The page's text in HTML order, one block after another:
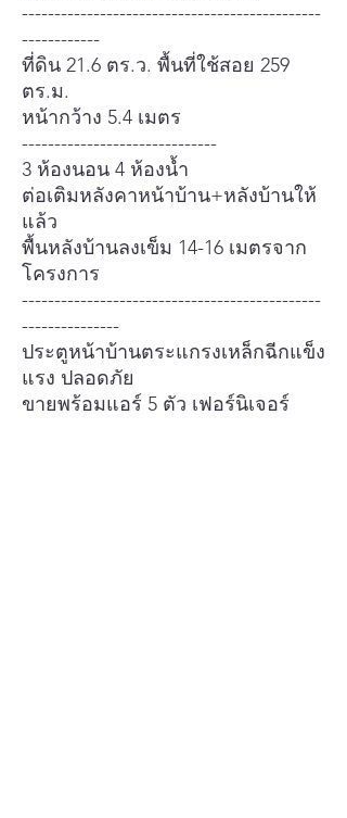
----------------------------------------------
------------
ที่ดิน 21.6 ตร.ว. พื้นที่ใช้สอย 259
ตร.ม.
หน้ากว้าง 5.4 เมตร
------------------------------
3 ห้องนอน 4 ห้องน้ำ
ต่อเติมหลังคาหน้าบ้าน+หลังบ้านให้
แล้ว
พื้นหลังบ้านลงเข็ม 14-16 เมตรจาก
โครงการ
----------------------------------------------
---------------
ประตูหน้าบ้านตระแกรงเหล็กฉีกแข็ง
แรง ปลอดภัย
ขายพร้อมแอร์ 5 ตัว เฟอร์นิเจอร์